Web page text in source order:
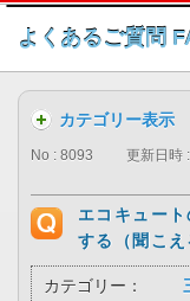
よくあるご質問
カテゴリー表示
No : 8093 更新日時
エコキュー
する（聞こえ
カテゴリー：